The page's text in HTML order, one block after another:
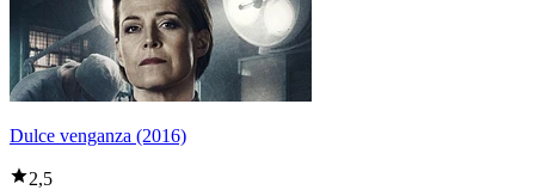
Dulce venganza (2016)
2,5